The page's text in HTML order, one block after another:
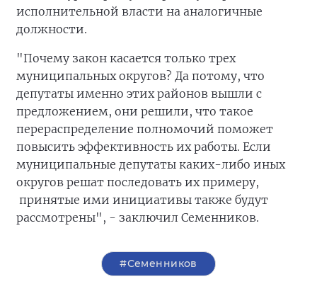
исполнительной власти на аналогичные
должности.
"Почему закон касается только трех
муниципальных округов? Да потому, что
депутаты именно этих районов вышли с
предложением, они решили, что такое
перераспределение полномочий поможет
повысить эффективность их работы. Если
муниципальные депутаты каких-либо иных
округов решат последовать их примеру,
принятые ими инициативы также будут
рассмотрены", - заключил Семенников.
#Семенников